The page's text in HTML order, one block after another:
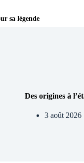
sa légende
Des origines à
3 août 2026